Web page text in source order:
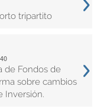
tripartito
de Fondos de
sobre cambios
Inversión.